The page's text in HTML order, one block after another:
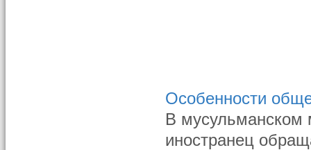
Особенности
В мусульманском
иностранец